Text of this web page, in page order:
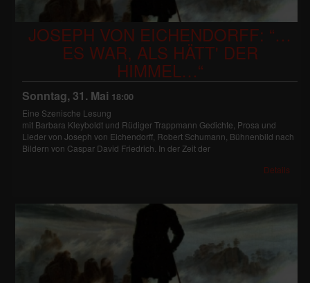
JOSEPH VON EICHENDORFF: “…
ES WAR, ALS HÄTT' DER
HIMMEL…“
Sonntag, 31. Mai 18:00
Eine Szenische Lesung
mit Barbara Kleyboldt und Rüdiger Trappmann Gedichte, Prosa und
Lieder von Joseph von Eichendorff, Robert Schumann, Bühnenbild nach
Bildern von Caspar David Friedrich. In der Zeit der
Details